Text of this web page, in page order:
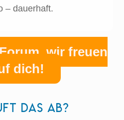
– dauerhaft.
wir freuen
dich!
das ab?